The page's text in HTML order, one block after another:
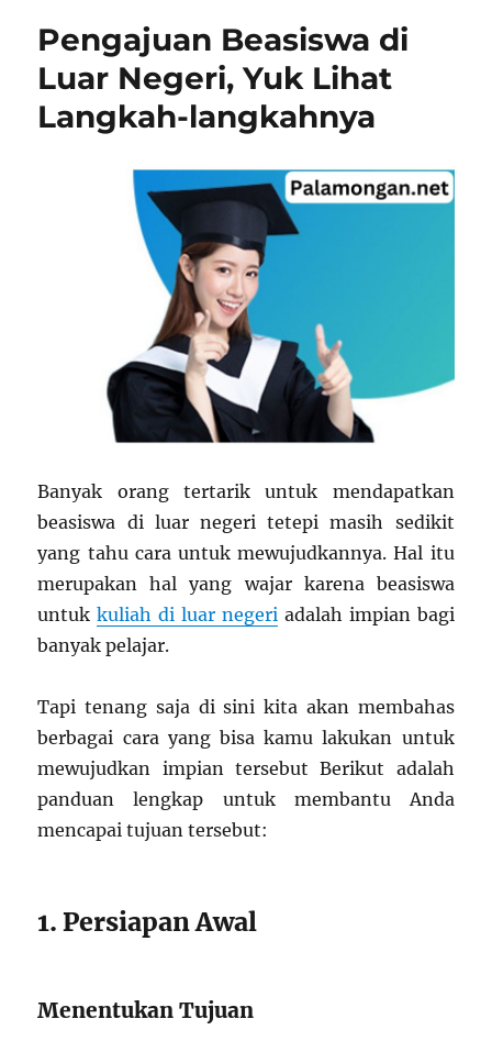
Juara
Mahasiswa
Basket
2023
Pengajuan Beasiswa di
Luar Negeri, Yuk Lihat
Langkah-langkahnya
Banyak orang tertarik untuk mendapatkan
beasiswa di luar negeri tetepi masih sedikit
yang tahu cara untuk mewujudkannya. Hal itu
merupakan hal yang wajar karena beasiswa
untukkuliah di luar negeri adalah impian bagi
banyak pelajar.
Tapi tenang saja di sini kita akan membahas
berbagai cara yang bisa kamu lakukan untuk
mewujudkan impian tersebut Berikut adalah
panduan lengkap untuk membantu Anda
mencapai tujuan tersebut:
1. Persiapan Awal
Menentukan Tujuan